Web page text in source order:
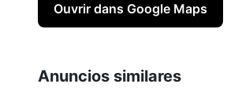
Ouvrir dans Google Maps
Anuncios similares